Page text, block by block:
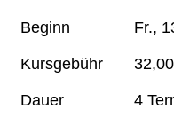
Beginn Fr.,
Kursgebühr
Dauer 4